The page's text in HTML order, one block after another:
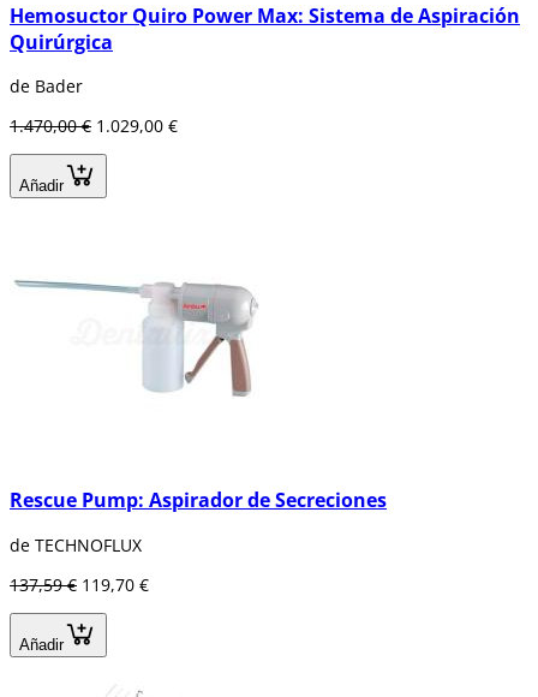
Hemosuctor Quiro Power Max: Sistema de Aspiración
Quirúrgica
de Bader
1.470,00 € 1.029,00 €
Añadir
Rescue Pump: Aspirador de Secreciones
de TECHNOFLUX
137,59 € 119,70 €
Añadir